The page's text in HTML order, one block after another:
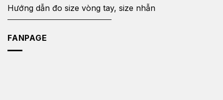
Hướng dẫn đo size vòng tay, size nhẫn
FANPAGE